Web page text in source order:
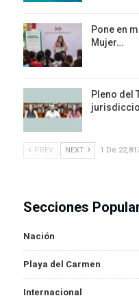
Pone en
Mujer…
Pleno del
PREV NEXT 1 De
Secciones
Nación
Playa del Carmen
Internacional